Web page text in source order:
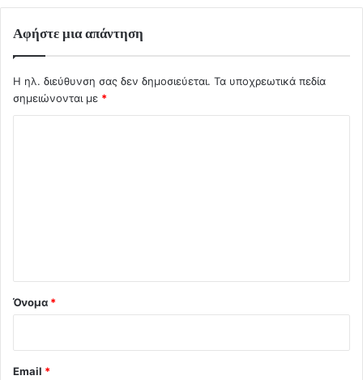
Αφήστε μια απάντηση
Η ηλ. διεύθυνση σας δεν δημοσιεύεται. Τα υποχρεωτικά πεδία
σημειώνονται με *
Όνομα *
Email *